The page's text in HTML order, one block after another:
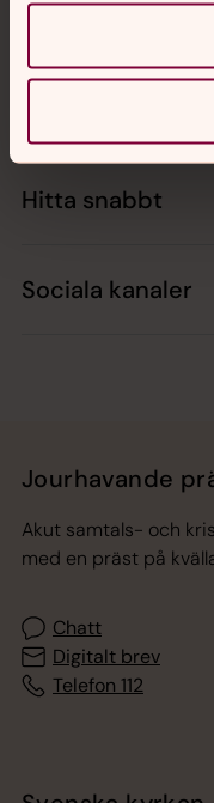
Hitta snabbt
Sociala kanaler
Jourhavande
Akut samtals- och
med en präst på
Chatt
Digitalt brev
Telefon 112